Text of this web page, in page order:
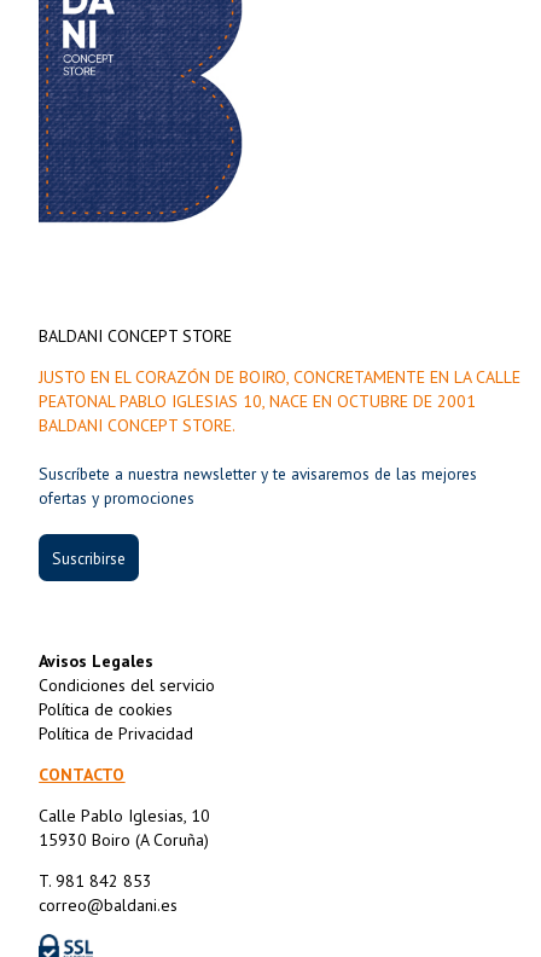
BALDANI CONCEPT STORE
JUSTO EN EL CORAZÓN DE BOIRO, CONCRETAMENTE EN LA CALLE
PEATONAL PABLO IGLESIAS 10, NACE EN OCTUBRE DE 2001
BALDANI CONCEPT STORE.
Suscríbete a nuestra newsletter y te avisaremos de las mejores
ofertas y promociones
Suscribirse
Avisos Legales
Condiciones del servicio
Política de cookies
Política de Privacidad
CONTACTO
Calle Pablo Iglesias, 10
15930 Boiro (A Coruña)
T. 981 842 853
correo@baldani.es